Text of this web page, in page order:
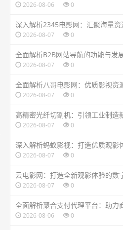
2026-08-06 0
深入解析2345电影网：汇聚海量资
2026-08-07 0
全面解析B2B网站导航的功能与发
2026-08-07 0
全面解析八哥电影网：优质影视资
2026-08-07 0
高精密光纤切割机：引领工业制造
2026-08-07 0
深入解析蚂蚁影视：打造优质观影
2026-08-07 0
云电影网：打造全新观影体验的数
2026-08-07 0
全面解析聚合支付代理平台：助力
2026-08-06 0